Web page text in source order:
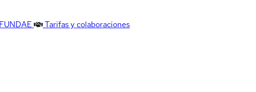
FUNDAE
Tarifas y colaboraciones